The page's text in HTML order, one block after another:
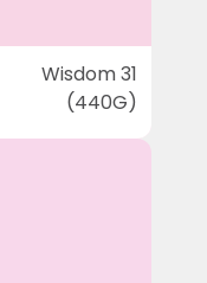
Wisdom 31
(440G)